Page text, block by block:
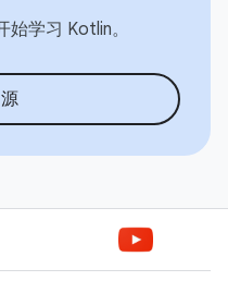
学习 Kotlin。